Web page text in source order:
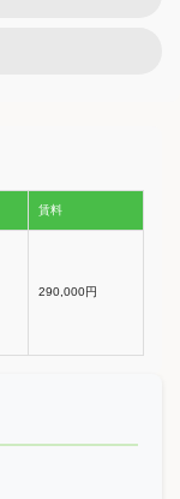
賃料
290,000円